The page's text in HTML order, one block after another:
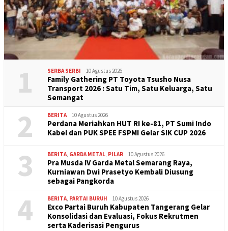
1 SERBA SERBI 10 Agustus 2026
Family Gathering PT Toyota Tsusho Nusa
Transport 2026 : Satu Tim, Satu Keluarga, Satu
Semangat
2 BERITA 10 Agustus 2026
Perdana Meriahkan HUT RI ke-81, PT Sumi Indo
Kabel dan PUK SPEE FSPMI Gelar SIK CUP 2026
3 BERITA, GARDA METAL, PILAR 10 Agustus 2026
Pra Musda IV Garda Metal Semarang Raya,
Kurniawan Dwi Prasetyo Kembali Diusung
sebagai Pangkorda
4 BERITA, PARTAI BURUH 10 Agustus 2026
Exco Partai Buruh Kabupaten Tangerang Gelar
Konsolidasi dan Evaluasi, Fokus Rekrutmen
serta Kaderisasi Pengurus